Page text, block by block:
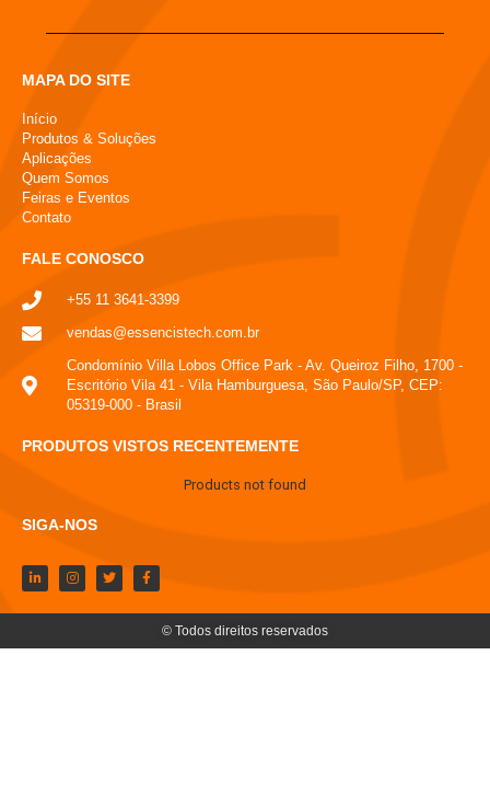
MAPA DO SITE
Início
Produtos & Soluções
Aplicações
Quem Somos
Feiras e Eventos
Contato
FALE CONOSCO
+55 11 3641-3399
vendas@essencistech.com.br
Condomínio Villa Lobos Office Park - Av. Queiroz Filho, 1700 -
Escritório Vila 41 - Vila Hamburguesa, São Paulo/SP, CEP:
05319-000 - Brasil
PRODUTOS VISTOS RECENTEMENTE
Products not found
SIGA-NOS
© Todos direitos reservados